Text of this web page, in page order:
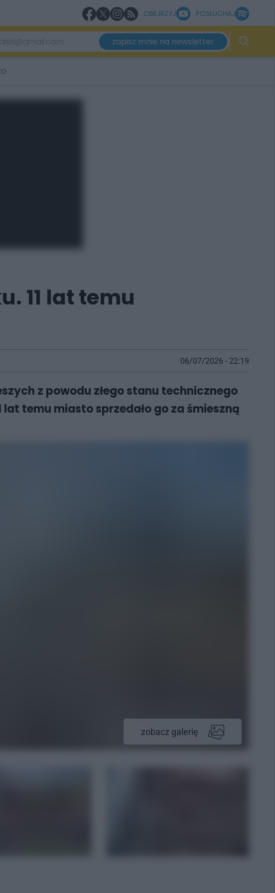
OBEJRZYJ POSŁUCHAJ
zapisz mnie na newsletter
11 lat temu
06/07/2026 - 22:19
z powodu złego stanu technicznego
temu miasto sprzedało go za śmieszną
zobacz galerię